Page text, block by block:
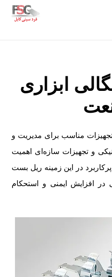
ابزاری
مناسب برای مدیریت و
و تجهیزات سازه‌ای اهمیت
در این زمینه ریل بست
افزایش ایمنی و استحکام